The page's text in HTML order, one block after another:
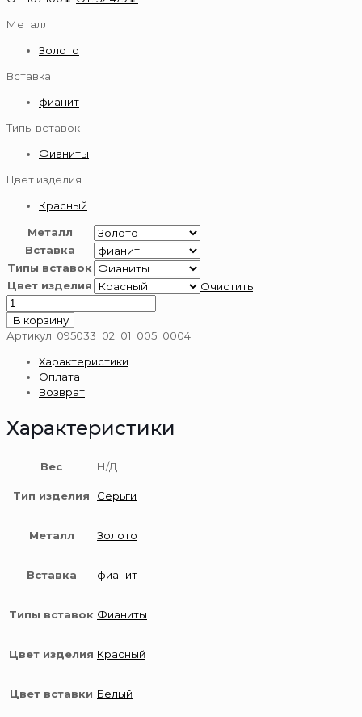
Металл
Золото
Вставка
фианит
Типы вставок
Фианиты
Цвет изделия
Красный
Металл
Вставка
Типы вставок
Цвет изделия
Очистить
Количество
товара
Серьги
золота
пробы
В корзину
Артикул: 095033_02_01_005_0004
Характеристики
Оплата
Возврат
Характеристики
Вес Н/Д
Тип изделия Серьги
Металл Золото
Вставка фианит
Типы вставок Фианиты
Цвет изделия Красный
Цвет вставки Белый